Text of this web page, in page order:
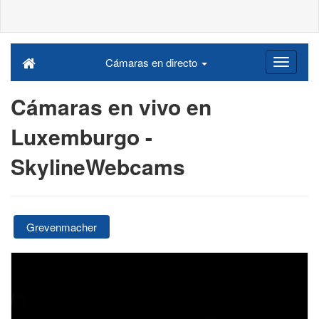
Cámaras en directo
Cámaras en vivo en
Luxemburgo -
SkylineWebcams
Grevenmacher